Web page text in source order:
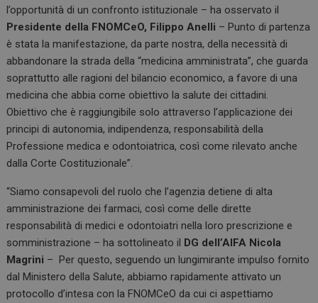
l’opportunità di un confronto istituzionale – ha osservato il
Presidente della FNOMCeO, Filippo Anelli – Punto di partenza
è stata la manifestazione, da parte nostra, della necessità di
abbandonare la strada della “medicina amministrata”, che guarda
soprattutto alle ragioni del bilancio economico, a favore di una
medicina che abbia come obiettivo la salute dei cittadini.
Obiettivo che è raggiungibile solo attraverso l’applicazione dei
principi di autonomia, indipendenza, responsabilità della
Professione medica e odontoiatrica, così come rilevato anche
dalla Corte Costituzionale”.
“Siamo consapevoli del ruolo che l’agenzia detiene di alta
amministrazione dei farmaci, così come delle dirette
responsabilità di medici e odontoiatri nella loro prescrizione e
somministrazione – ha sottolineato il DG dell’AIFA Nicola
Magrini – Per questo, seguendo un lungimirante impulso fornito
dal Ministero della Salute, abbiamo rapidamente attivato un
protocollo d’intesa con la FNOMCeO da cui ci aspettiamo